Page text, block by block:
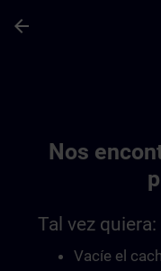
arrow_back
Nos
Tal vez quiera:
Vacíe el